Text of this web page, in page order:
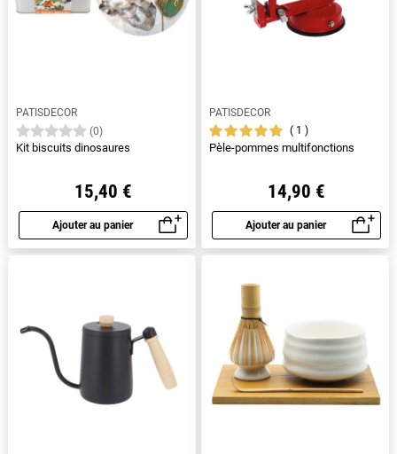
PATISDECOR
(0)
Kit biscuits dinosaures
15,40 €
Ajouter au panier
Aperçu rapide
PATISDECOR
1
Pèle-pommes multifonctions
14,90 €
Ajouter au panier
Aperçu rapide